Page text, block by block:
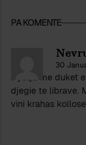
PA KOMENTE
30
Pyetja me duket
djegie te librave.
vini krahas